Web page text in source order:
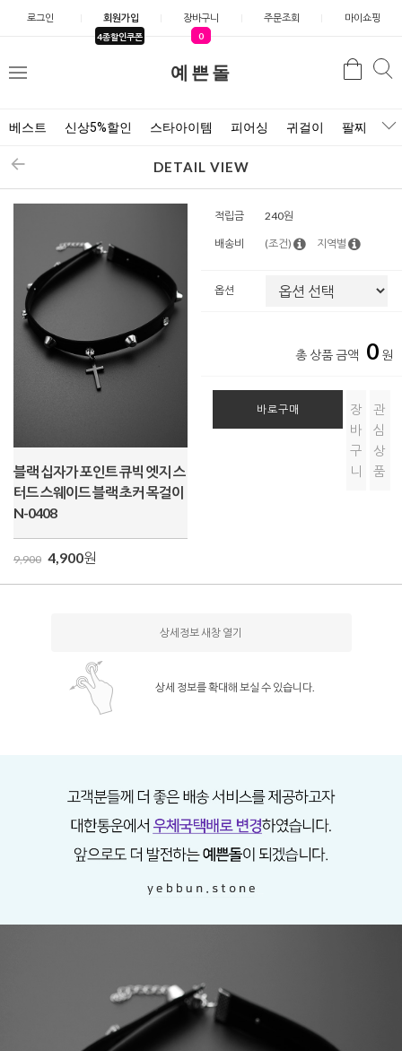
로그인 회원가입
4종할인쿠폰
장바구니
0
주문조회 마이쇼핑
예쁜돌
메
검색
베스트 신상5%할인 스타아이템 피어싱 귀걸이 팔찌 목
DETAIL VIEW
블랙 십자가 포인트 큐빅 엣지 스
터드 스웨이드 블랙 초커 목걸이
N-0408
9,900 4,900원
적립금 240원
배송비 (조건) 지역별
옵션
총 상품 금액 0 원
바로구매
장
바
구
니
관
심
상
품
상세정보 새창 열기
상세 정보를 확대해 보실 수 있습니다.